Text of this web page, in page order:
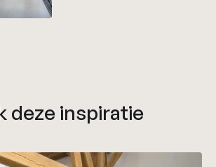
deze inspiratie